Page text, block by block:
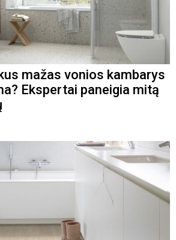
mažas vonios kambarys
Ekspertai paneigia mitą